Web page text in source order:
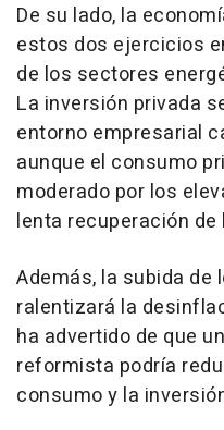
De su lado, la
estos dos ejercicios
de los sectores
La inversión privada
entorno empresarial
aunque el consumo
moderado por los
lenta recuperación
Además, la subida
ralentizará la
ha advertido de que
reformista podría
consumo y la